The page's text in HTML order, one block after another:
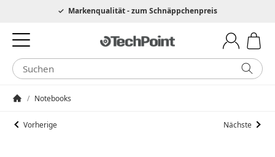
Hotline 0049 6205 3079975Markenqualität - zum Schnäppchenpreis
/ Notebooks
Vorherige Nächste